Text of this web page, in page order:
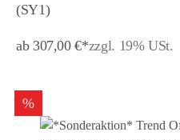
(SY1)
ab 307,00 €*zzgl. 19% USt.
Rabatt
%